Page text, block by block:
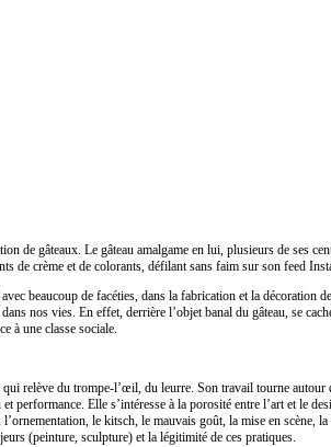
de gâteaux. Le gâteau amalgame en lui, plusieurs de ses
de crème et de colorants, défilant sans faim sur son feed
beaucoup de facéties, dans la fabrication et la décoration
nos vies. En effet, derrière l’objet banal du gâteau, se
à une classe sociale.
relève du trompe-l’œil, du leurre. Son travail tourne
performance. Elle s’intéresse à la porosité entre l’art et le
le kitsch, le mauvais goût, la mise en
(peinture, sculpture) et la légitimité de ces pratiques.